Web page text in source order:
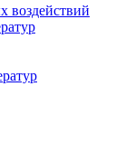
воздействий